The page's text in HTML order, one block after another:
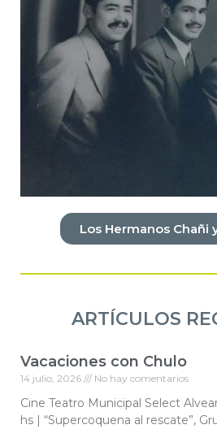
Los Hermanos Chañi
ARTÍCULOS
Vacaciones con Chulo
14 julio, 2026 No hay comentarios
Cine Teatro Municipal Select
hs | “Supercoquena al rescate”,